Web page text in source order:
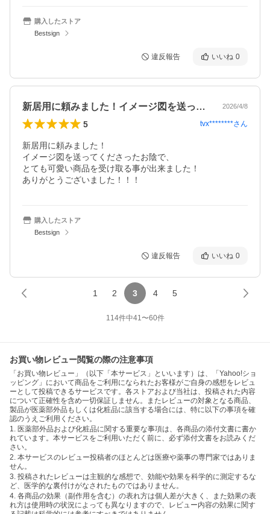
購入したストア
Bestsign
違反報告 いいね 0
新居用に頼みました！イメージ図を送って… 2026/4/8
5 tvx********さん
新居用に頼みました！
イメージ図を送ってくださったお陰で、
とても可愛い商品を受け取る事が出来ました！
ありがとうございました！！！
購入したストア
Bestsign
違反報告 いいね 0
1 2 3 4 5
114件中41〜60件
お買い物レビュー閲覧の際の注意事項
「お買い物レビュー」（以下「本サービス」といいます）は、「Yahoo!ショ
ッピング」において商品をご利用になられたお客様がご自身の感想をレビュ
ーとして投稿できるサービスです。各ストアおよび当社は、投稿された内容
について正確性を含め一切保証しません。またレビューの対象となる商品、
製品が医薬部外品もしくは化粧品に該当する場合には、特に以下の事項を確
認のうえご利用ください。
1. 医薬部外品および化粧品に関する重要な事項は、各商品の添付文書に書か
れています。本サービスをご利用いただく前に、必ず添付文書をお読みくだ
さい。
2. 本サービスのレビュー投稿者のほとんどは医療や薬事の専門家ではありま
せん。
3. 投稿されたレビューは主観的な感想で、効能や効果を科学的に測定するな
ど、医学的な裏付けがなされたものではありません。
4. 各商品の効果（副作用を含む）の表れ方は個人差が大きく、また効果の表
れ方は使用時の状況によっても異なりますので、レビュー内容の効果に関す